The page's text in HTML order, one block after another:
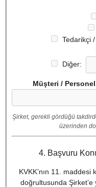
Tedarikçi /
Diğer:
Müşteri /
Şirket, gerekli gördüğü
üzerinden
4. Başvuru
KVKK’nın 11.
doğrultusunda